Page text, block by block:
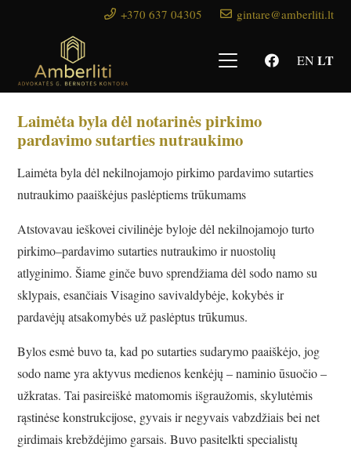
+370 637 04305 gintare@amberliti.lt
EN LT
Laimėta byla dėl notarinės pirkimo
pardavimo sutarties nutraukimo
Laimėta byla dėl nekilnojamojo pirkimo pardavimo sutarties
nutraukimo paaiškėjus paslėptiems trūkumams
Atstovavau ieškovei civilinėje byloje dėl nekilnojamojo turto
pirkimo–pardavimo sutarties nutraukimo ir nuostolių
atlyginimo. Šiame ginče buvo sprendžiama dėl sodo namo su
sklypais, esančiais Visagino savivaldybėje, kokybės ir
pardavėjų atsakomybės už paslėptus trūkumus.
Bylos esmė buvo ta, kad po sutarties sudarymo paaiškėjo, jog
sodo name yra aktyvus medienos kenkėjų – naminio ūsuočio –
užkratas. Tai pasireiškė matomomis išgraužomis, skylutėmis
rąstinėse konstrukcijose, gyvais ir negyvais vabzdžiais bei net
girdimais krebždėjimo garsais. Buvo pasitelkti specialistų